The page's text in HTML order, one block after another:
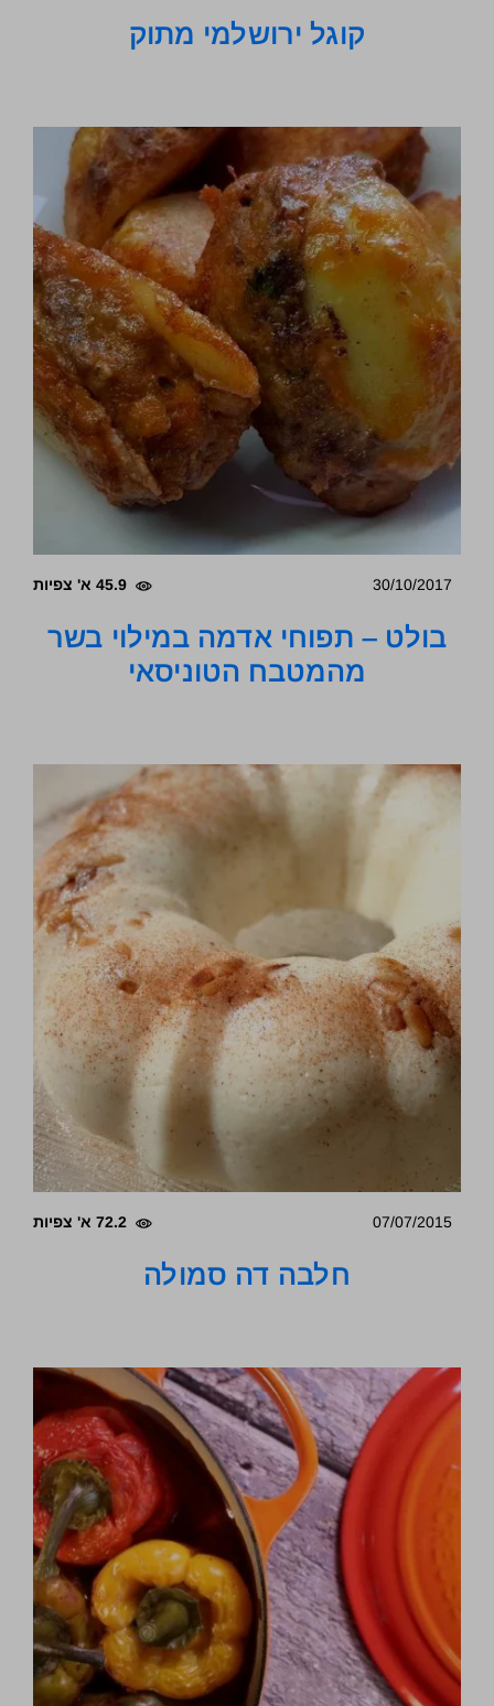
קוגל ירושלמי מתוק
30/10/2017 45.9 א' צפיות
בולט – תפוחי אדמה במילוי בשר
מהמטבח הטוניסאי
07/07/2015 72.2 א' צפיות
חלבה דה סמולה